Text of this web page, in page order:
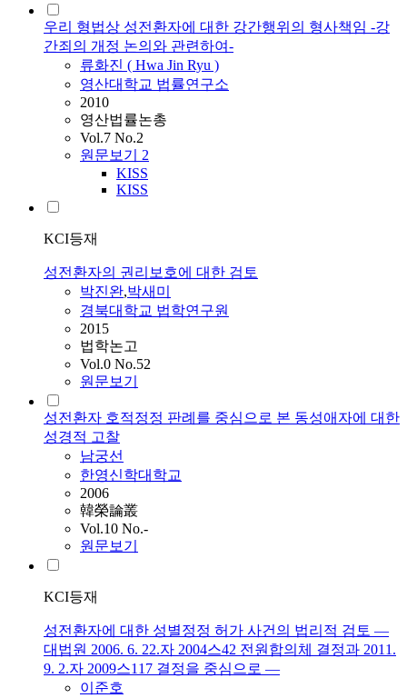
우리 형법상 성전환자에 대한 강간행위의 형사책임 -강
간죄의 개정 논의와 관련하여-
류화진 ( Hwa Jin Ryu )
영산대학교 법률연구소
2010
영산법률논총
Vol.7 No.2
원문보기 2
KISS
KISS
KCI등재
성전환자의 권리보호에 대한 검토
박진완,박새미
경북대학교 법학연구원
2015
법학논고
Vol.0 No.52
원문보기
성전환자 호적정정 판례를 중심으로 본 동성애자에 대한
성경적 고찰
남궁선
한영신학대학교
2006
韓榮論叢
Vol.10 No.-
원문보기
KCI등재
성전환자에 대한 성별정정 허가 사건의 법리적 검토 ―
대법원 2006. 6. 22.자 2004스42 전원합의체 결정과 2011.
9. 2.자 2009스117 결정을 중심으로 ―
이준호